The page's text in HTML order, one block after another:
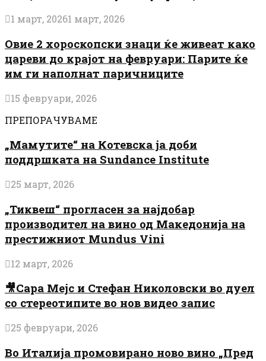
1 март, 20261 март, 2026
Овие 2 хороскопски знаци ќе живеат како
цареви до крајот на февруари: Парите ќе
им ги наполнат паричниците
15 февруари, 2026
ПРЕПОРАЧУВАМЕ
„Мамутите“ на Котевска ја доби
поддршката на Sundance Institute
25 март, 2026
„Тиквеш“ прогласен за најдобар
производител на вино од Македонија на
престижниот Mundus Vini
12 март, 2026
🎥Сара Мејс и Стефан Николовски во дуел
со стереотипите во нов видео запис
25 февруари, 2026
Во Италија промовирано ново вино „Пред